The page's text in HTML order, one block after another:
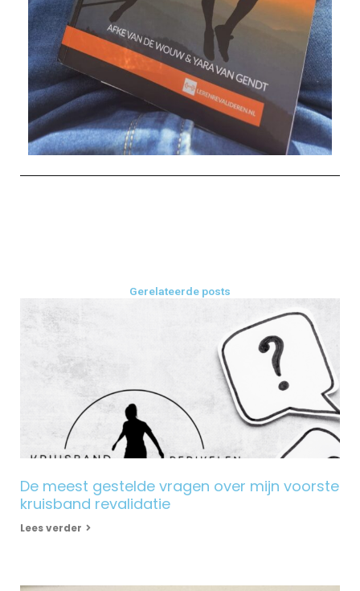
Gerelateerde posts
De meest gestelde vragen over mijn voorste
kruisband revalidatie
Lees verder